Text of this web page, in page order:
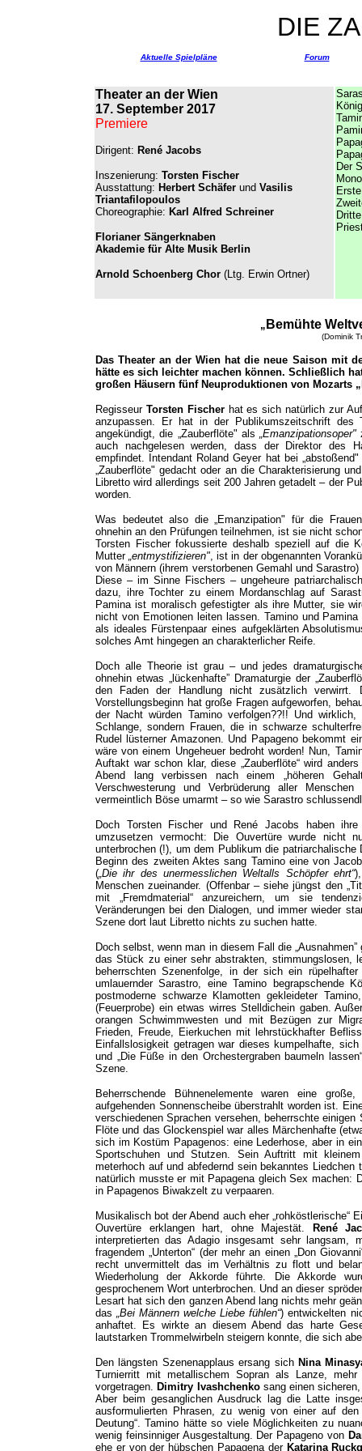
DIE
Aktuelle Spielpläne Forum
Theater an der Wien
17. September 2017
Premiere
Dirigent: René Jacobs
Inszenierung: Torsten Fischer
Ausstattung: Herbert Schäfer und Vasilis
Triantafilopoulos
Choreographie: Karl Alfred Schreiner
Florianer Sängerknaben
Akademie für Alte Musik Berlin
Arnold Schoenberg Chor (Ltg. Erwin Ortner)
Der
„ Bemühte
(Dominik
Das Theater an der Wien hat die neue Saison mit
hätte es sich leichter machen können. Schließlich
großen Häusern fünf Neuproduktionen von Mozarts
Regisseur Torsten Fischerhat es sich natürlich zur
anzupassen. Er hat in der Publikumszeitschrift des
angekündigt, die „Zauberflöte" als „Emanzipationsoper"
auch nachgelesen werden, dass der Direktor des
empfindet. Intendant Roland Geyer hat bei
„Zauberflöte" gedacht oder an die Charakterisierung
Libretto wird allerdings seit 200 Jahren getadelt – der
worden.
Was bedeutet also die „Emanzipation" für die
ohnehin an den Prüfungen teilnehmen, ist sie nicht
Torsten Fischer fokussierte deshalb speziell auf die
Mutter„entmystifizieren", ist in der obgenannten
von Männern (ihrem verstorbenen Gemahl und
Diese – im Sinne Fischers – ungeheure
dazu, ihre Tochter zu einem Mordanschlag auf
Pamina ist moralisch gefestigter als ihre Mutter, sie
nicht von Emotionen leiten lassen. Tamino und
als ideales Fürstenpaar eines aufgeklärten
solches Amt hingegen an charakterlicher Reife.
Doch alle Theorie ist grau – und jedes
ohnehin etwas „lückenhafte” Dramaturgie der
den Faden der Handlung nicht zusätzlich
Vorstellungsbeginn hat große Fragen aufgeworfen,
der Nacht würden Tamino verfolgen??!! Und
Schlange, sondern Frauen, die in schwarze
Rudel lüsterner Amazonen. Und Papageno bekommt
wäre von einem Ungeheuer bedroht worden! Nun,
Auftakt war schon klar, diese „Zauberflöte“ wird
Abend lang verbissen nach einem „höheren
Verschwesterung und Verbrüderung aller
vermeintlich Böse umarmt – so wie Sarastro
Doch Torsten Fischer und René Jacobs haben
umzusetzen vermocht: Die Ouvertüre wurde nicht
unterbrochen (!), um dem Publikum die
Beginn des zweiten Aktes sang Tamino eine von
(„Die ihr des unermesslichen Weltalls Schöpfer ehrt“
Menschen zueinander. (Offenbar – siehe jüngst den
mit „Fremdmaterial“ anzureichern, um sie
Veränderungen bei den Dialogen, und immer wieder
Szene dort laut Libretto nichts zu suchen hatte.
Doch selbst, wenn man in diesem Fall die
das Stück zu einer sehr abstrakten, stimmungslosen,
beherrschten Szenenfolge, in der sich ein
umlauernder Sarastro, eine Tamino begrapschende
postmoderne schwarze Klamotten gekleideter
(Feuerprobe) ein etwas wirres Stelldichein gaben.
orangen Schwimmwesten und mit Bezügen zur
Frieden, Freude, Eierkuchen mit lehrstückhafter
Einfallslosigkeit getragen war dieses kumpelhafte,
und „Die Füße in den Orchestergraben baumeln
Szene.
Beherrschende Bühnenelemente waren eine
aufgehenden Sonnenscheibe überstrahlt worden ist.
verschiedenen Sprachen versehen, beherrschte
Flöte und das Glockenspiel war alles Märchenhafte
sich im Kostüm Papagenos: eine Lederhose, aber in
Sportschuhen und Stutzen. Sein Auftritt mit
meterhoch auf und abfedernd sein bekanntes
natürlich musste er mit Papagena gleich Sex machen:
in Papagenos Biwakzelt zu verpaaren.
Musikalisch bot der Abend auch eher „rohköstlerische“
Ouvertüre erklangen hart, ohne Majestät.
René
interpretierten das Adagio insgesamt sehr langsam,
fragendem „Unterton“ (der mehr an einen „Don
recht unvermittelt das im Verhältnis zu flott und
Wiederholung der Akkorde führte. Die Akkorde
gesprochenem Wort unterbrochen. Und an dieser
Lesart hat sich den ganzen Abend lang nichts mehr
das„Bei Männern welche Liebe fühlen“) entwickelten
anhaftet. Es wirkte an diesem Abend das harte
lautstarken Trommelwirbeln steigern konnte, die sich
Den längsten Szenenapplaus ersang sich Nina
Turnierritt mit metallischem Sopran als Lanze,
vorgetragen. Dimitry Ivashchenkosang einen
Aber beim gesanglichen Ausdruck lag die Latte
ausformulierten Phrasen, zu wenig von einer auf den
Deutung“. Tamino hätte so viele Möglichkeiten zu
wenig feinsinniger Ausgestaltung. Der Papageno von
ehe er von der hübschen Papagena der Katarina